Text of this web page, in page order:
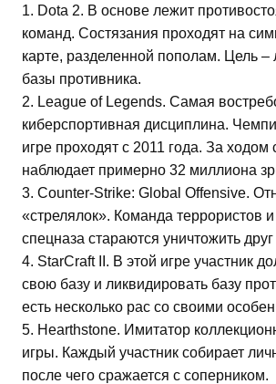
1. Dota 2. В основе лежит
команд. Состязания проходят на
карте, разделенной пополам. Цель –
базы противника.
2. League of Legends. Самая
киберспортивная дисциплина.
игре проходят с 2011 года. За ходом
наблюдает примерно 32 миллиона
3. Counter-Strike: Global Offensive.
«стрелялок». Команда террористов
спецназа стараются уничтожить друг
4. StarCraft II. В этой игре участник
свою базу и ликвидировать базу
есть несколько рас со своими
5. Hearthstone. Имитатор
игры. Каждый участник собирает
после чего сражается с соперником.